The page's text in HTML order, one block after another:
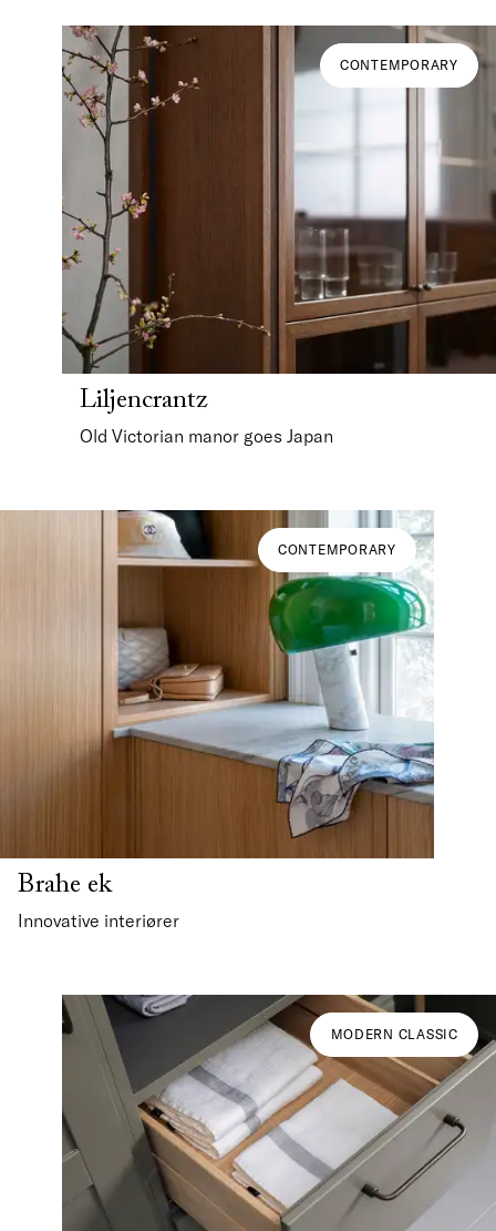
CONTEMPORARY
Liljencrantz
Old Victorian manor goes Japan
CONTEMPORARY
Brahe ek
Innovative interiører
MODERN CLASSIC